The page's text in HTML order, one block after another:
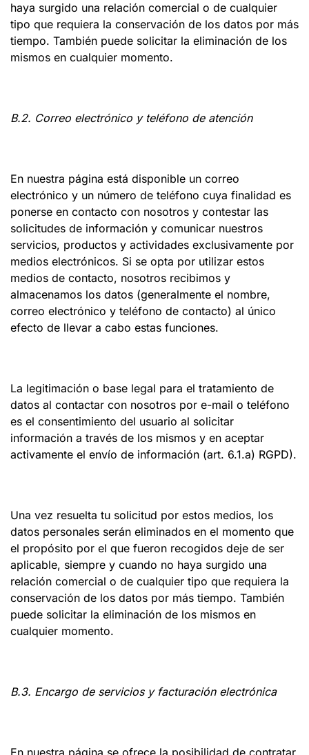
haya surgido una relación comercial o de cualquier
tipo que requiera la conservación de los datos por más
tiempo. También puede solicitar la eliminación de los
mismos en cualquier momento.
B.2. Correo electrónico y teléfono de atención
En nuestra página está disponible un correo
electrónico y un número de teléfono cuya finalidad es
ponerse en contacto con nosotros y contestar las
solicitudes de información y comunicar nuestros
servicios, productos y actividades exclusivamente por
medios electrónicos. Si se opta por utilizar estos
medios de contacto, nosotros recibimos y
almacenamos los datos (generalmente el nombre,
correo electrónico y teléfono de contacto) al único
efecto de llevar a cabo estas funciones.
La legitimación o base legal para el tratamiento de
datos al contactar con nosotros por e-mail o teléfono
es el consentimiento del usuario al solicitar
información a través de los mismos y en aceptar
activamente el envío de información (art. 6.1.a) RGPD).
Una vez resuelta tu solicitud por estos medios, los
datos personales serán eliminados en el momento que
el propósito por el que fueron recogidos deje de ser
aplicable, siempre y cuando no haya surgido una
relación comercial o de cualquier tipo que requiera la
conservación de los datos por más tiempo. También
puede solicitar la eliminación de los mismos en
cualquier momento.
B.3. Encargo de servicios y facturación electrónica
En nuestra página se ofrece la posibilidad de contratar